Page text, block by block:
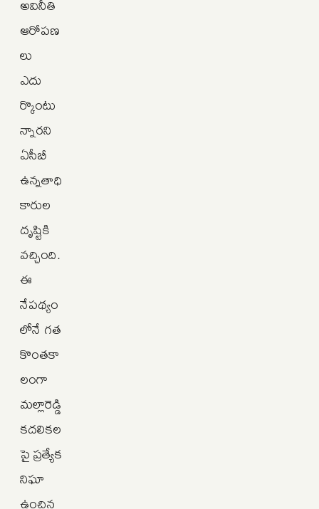
అవినీతి
ఆరోపణ
లు
ఎదు
ర్కొంటు
న్నారని
ఏసీబీ
ఉన్నతాధి
కారుల
దృష్టికి
వచ్చింది.
ఈ
నేపథ్యం
లోనే గత
కొంతకా
లంగా
మల్లారెడ్డి
కదలికల
పై ప్రత్యేక
నిఘా
ఉంచిన